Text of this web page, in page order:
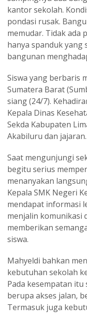
kantor sekolah.
pondasi rusak.
memudar. Tidak ada
hanya spanduk yang
bangunan
Siswa yang berbaris
Sumatera Barat
siang (24/7).
Kepala Dinas
Sekda Kabupaten
Akabiluru dan jajaran.
Saat mengunjungi
begitu serius
menanyakan
Kepala SMK Negeri
mendapat informasi
menjalin komunikasi
memberikan
siswa.
Mahyeldi bahkan
kebutuhan sekolah
Pada kesempatan
berupa akses jalan,
Termasuk juga